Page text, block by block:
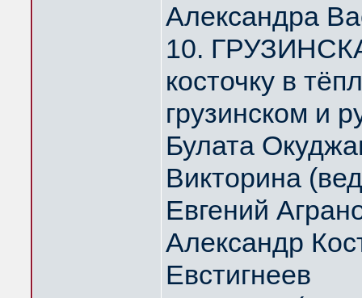
Александра
10.
косточку в
грузинском и
Булата
Викторина
Евгений
Александр
Евстигнеев